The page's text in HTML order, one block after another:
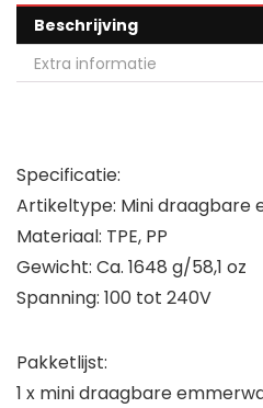
Beschrijving
Extra informatie
Specificatie:
Artikeltype: Mini draagbare
Materiaal: TPE, PP
Gewicht: Ca. 1648 g/58,1 oz
Spanning: 100 tot 240V
Pakketlijst:
1 x mini draagbare